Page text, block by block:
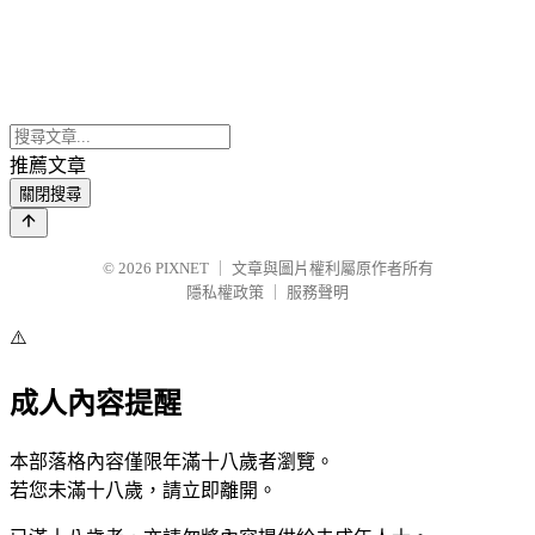
推薦文章
關閉搜尋
© 2026 PIXNET
文章與圖片權利屬原作者所有
隱私權政策
服務聲明
⚠️
成人內容提醒
本部落格內容僅限年滿十八歲者瀏覽。
若您未滿十八歲，請立即離開。